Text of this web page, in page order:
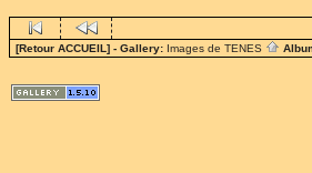
[Retour ACCUEIL] - Gallery: Images de TENES